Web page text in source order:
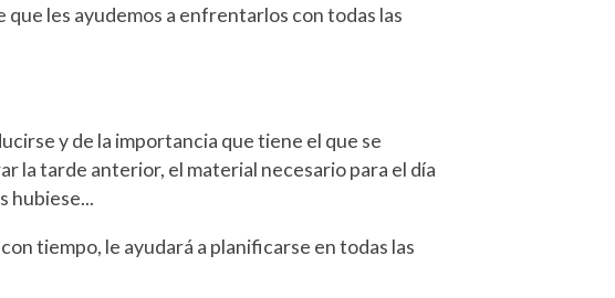
les ayudemos a enfrentarlos con todas las
y de la importancia que tiene el que se
la tarde anterior, el material necesario para el día
hubiese...
tiempo, le ayudará a planificarse en todas las